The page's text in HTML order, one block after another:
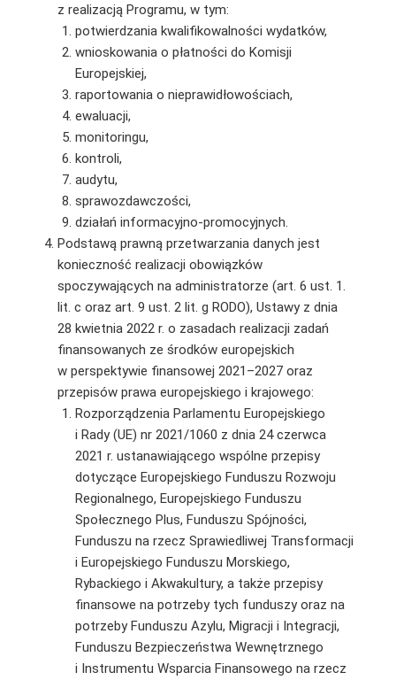
z realizacją Programu, w tym:
potwierdzania kwalifikowalności wydatków,
wnioskowania o płatności do Komisji
Europejskiej,
raportowania o nieprawidłowościach,
ewaluacji,
monitoringu,
kontroli,
audytu,
sprawozdawczości,
działań informacyjno-promocyjnych.
Podstawą prawną przetwarzania danych jest
konieczność realizacji obowiązków
spoczywających na administratorze (art. 6 ust. 1.
lit. c oraz art. 9 ust. 2 lit. g RODO), Ustawy z dnia
28 kwietnia 2022 r. o zasadach realizacji zadań
finansowanych ze środków europejskich
w perspektywie finansowej 2021–2027 oraz
przepisów prawa europejskiego i krajowego:
Rozporządzenia Parlamentu Europejskiego
i Rady (UE) nr 2021/1060 z dnia 24 czerwca
2021 r. ustanawiającego wspólne przepisy
dotyczące Europejskiego Funduszu Rozwoju
Regionalnego, Europejskiego Funduszu
Społecznego Plus, Funduszu Spójności,
Funduszu na rzecz Sprawiedliwej Transformacji
i Europejskiego Funduszu Morskiego,
Rybackiego i Akwakultury, a także przepisy
finansowe na potrzeby tych funduszy oraz na
potrzeby Funduszu Azylu, Migracji i Integracji,
Funduszu Bezpieczeństwa Wewnętrznego
i Instrumentu Wsparcia Finansowego na rzecz